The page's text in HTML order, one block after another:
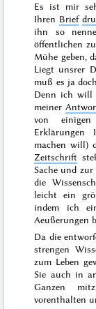
Es ist mir
Ihren Brief
ihn so
öffentlichen
Mühe geben,
Liegt unsrer
muß es ja
Denn ich will
meiner
von
Erklärungen
machen will)
Zeitschrift
Sache und
die
leicht ein
indem ich
Aeußerungen
Da die
strengen
zum Leben
Sie auch in
Ganzen
vorenthalten